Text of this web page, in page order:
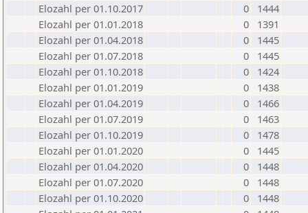
Elozahl per 01.10.2017
0
1444
Elozahl per 01.01.2018
0
1391
Elozahl per 01.04.2018
0
1445
Elozahl per 01.07.2018
0
1445
Elozahl per 01.10.2018
0
1424
Elozahl per 01.01.2019
0
1438
Elozahl per 01.04.2019
0
1466
Elozahl per 01.07.2019
0
1463
Elozahl per 01.10.2019
0
1478
Elozahl per 01.01.2020
0
1445
Elozahl per 01.04.2020
0
1448
Elozahl per 01.07.2020
0
1448
Elozahl per 01.10.2020
0
1448